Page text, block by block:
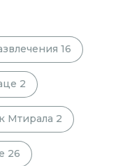
16
2
Мтирала 2
26